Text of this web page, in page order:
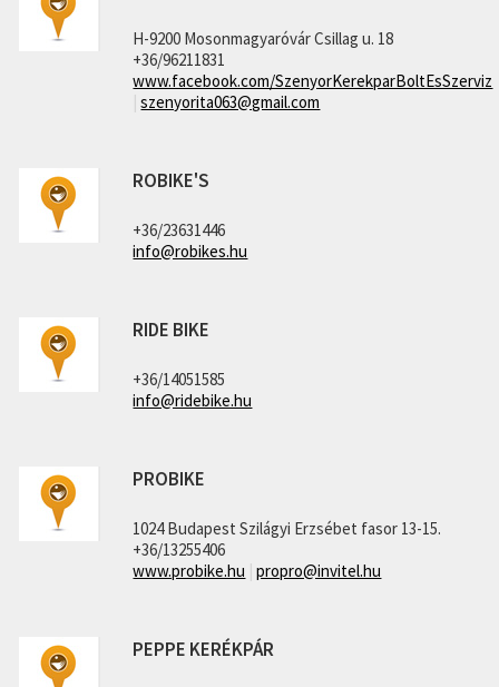
H-9200 Mosonmagyaróvár Csillag u. 18
+36/96211831
www.facebook.com/SzenyorKerekparBoltEsSzerviz
|szenyorita063@gmail.com
ROBIKE'S
+36/23631446
info@robikes.hu
RIDE BIKE
+36/14051585
info@ridebike.hu
PROBIKE
1024 Budapest Szilágyi Erzsébet fasor 13-15.
+36/13255406
www.probike.hu |propro@invitel.hu
PEPPE KERÉKPÁR